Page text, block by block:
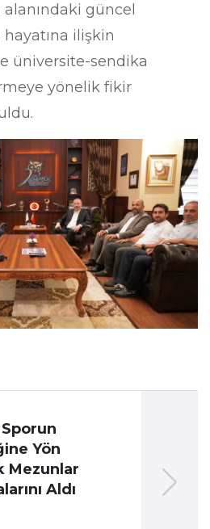
güncel
ilişkin
üniversite-sendika
yönelik fikir
Sporun
Yön
Mezunlar
Aldı